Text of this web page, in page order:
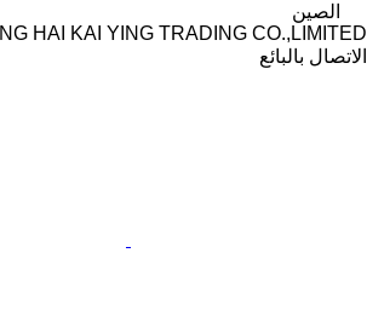
الصين
HAI KAI YING TRADING CO.,LIMITED
الاتصال بالبائع